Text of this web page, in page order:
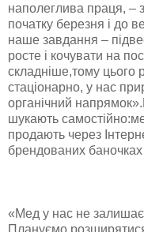
наполеглива праця, –
початку березня і до
наше завдання –
росте і кочувати на
складніше,тому цього
стаціонарно, у нас
органічний
шукають
продають через
брендованих
«Мед у нас не
Плануємо